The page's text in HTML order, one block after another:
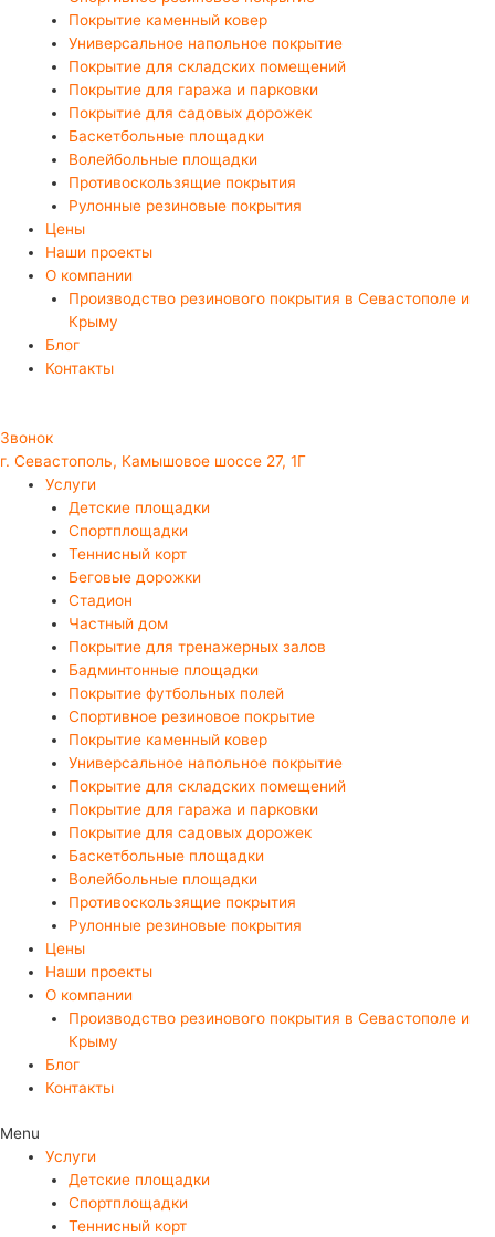
Покрытие каменный ковер
Универсальное напольное покрытие
Покрытие для складских помещений
Покрытие для гаража и парковки
Покрытие для садовых дорожек
Баскетбольные площадки
Волейбольные площадки
Противоскользящие покрытия
Рулонные резиновые покрытия
Цены
Наши проекты
О компании
Производство резинового покрытия в Севастополе и
Крыму
Блог
Контакты
Звонок
г. Севастополь, Камышовое шоссе 27, 1Г
Услуги
Детские площадки
Спортплощадки
Теннисный корт
Беговые дорожки
Стадион
Частный дом
Покрытие для тренажерных залов
Бадминтонные площадки
Покрытие футбольных полей
Спортивное резиновое покрытие
Покрытие каменный ковер
Универсальное напольное покрытие
Покрытие для складских помещений
Покрытие для гаража и парковки
Покрытие для садовых дорожек
Баскетбольные площадки
Волейбольные площадки
Противоскользящие покрытия
Рулонные резиновые покрытия
Цены
Наши проекты
О компании
Производство резинового покрытия в Севастополе и
Крыму
Блог
Контакты
Menu
Услуги
Детские площадки
Спортплощадки
Теннисный корт